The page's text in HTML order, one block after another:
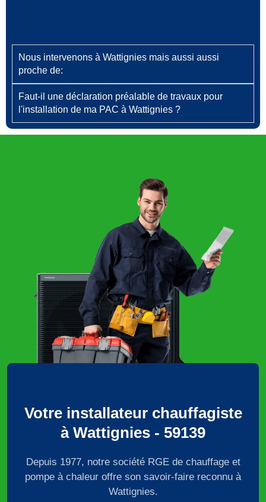
Nous intervenons à Wattignies mais aussi aussi
proche de:
Faut‑il une déclaration préalable de travaux pour
l'installation de ma PAC à Wattignies ?
Votre installateur chauffagiste
à Wattignies - 59139
Depuis 1977, notre société RGE de chauffage et
pompe à chaleur offre son savoir-faire reconnu à
Wattignies.